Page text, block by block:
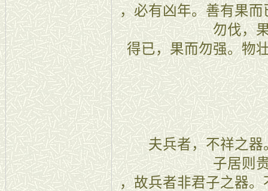
，必有凶年。善有果
勿伐，
得已，果而勿强。物
三十一
夫兵者，不祥之器。
子居则
，故兵者非君子之器